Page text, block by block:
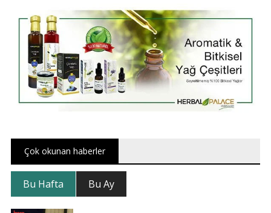
Çok okunan haberler
Bu Hafta Bu Ay